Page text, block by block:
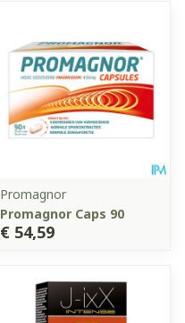
Promagnor
Promagnor Caps 90
€ 54,59